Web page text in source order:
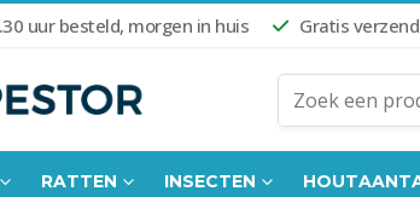
uur besteld, morgen in huis Gratis
RATTEN INSECTEN